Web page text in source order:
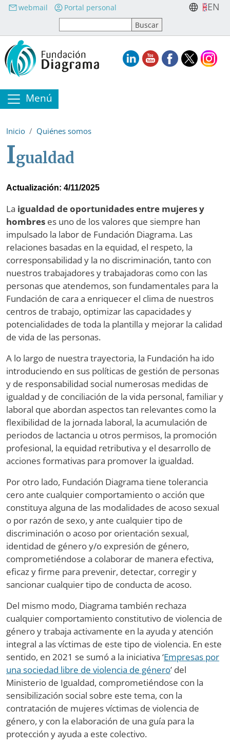
Pasar al contenido principal
webmail Portal personal EN
Menú
Inicio Quiénes somos
Igualdad
Actualización: 4/11/2025
La igualdad de oportunidades entre mujeres y
hombres es uno de los valores que siempre han
impulsado la labor de Fundación Diagrama. Las
relaciones basadas en la equidad, el respeto, la
corresponsabilidad y la no discriminación, tanto con
nuestros trabajadores y trabajadoras como con las
personas que atendemos, son fundamentales para la
Fundación de cara a enriquecer el clima de nuestros
centros de trabajo, optimizar las capacidades y
potencialidades de toda la plantilla y mejorar la calidad
de vida de las personas.
A lo largo de nuestra trayectoria, la Fundación ha ido
introduciendo en sus políticas de gestión de personas
y de responsabilidad social numerosas medidas de
igualdad y de conciliación de la vida personal, familiar y
laboral que abordan aspectos tan relevantes como la
flexibilidad de la jornada laboral, la acumulación de
periodos de lactancia u otros permisos, la promoción
profesional, la equidad retributiva y el desarrollo de
acciones formativas para promover la igualdad.
Por otro lado, Fundación Diagrama tiene tolerancia
cero ante cualquier comportamiento o acción que
constituya alguna de las modalidades de acoso sexual
o por razón de sexo, y ante cualquier tipo de
discriminación o acoso por orientación sexual,
identidad de género y/o expresión de género,
comprometiéndose a colaborar de manera efectiva,
eficaz y firme para prevenir, detectar, corregir y
sancionar cualquier tipo de conducta de acoso.
Del mismo modo, Diagrama también rechaza
cualquier comportamiento constitutivo de violencia de
género y trabaja activamente en la ayuda y atención
integral a las víctimas de este tipo de violencia. En este
sentido, en 2021 se sumó a la iniciativa ‘Empresas por
una sociedad libre de violencia de género’ del
Ministerio de Igualdad, comprometiéndose con la
sensibilización social sobre este tema, con la
contratación de mujeres víctimas de violencia de
género, y con la elaboración de una guía para la
protección y ayuda a este colectivo.